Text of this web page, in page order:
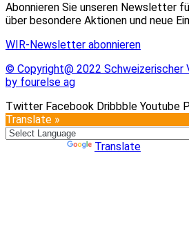
Abonnieren Sie unseren Newsletter
über besondere Aktionen und neue
WIR-Newsletter abonnieren
© Copyright@ 2022 Schweizerischer
by fourelse ag
Twitter Facebook Dribbble Youtube
Translate »
Translate